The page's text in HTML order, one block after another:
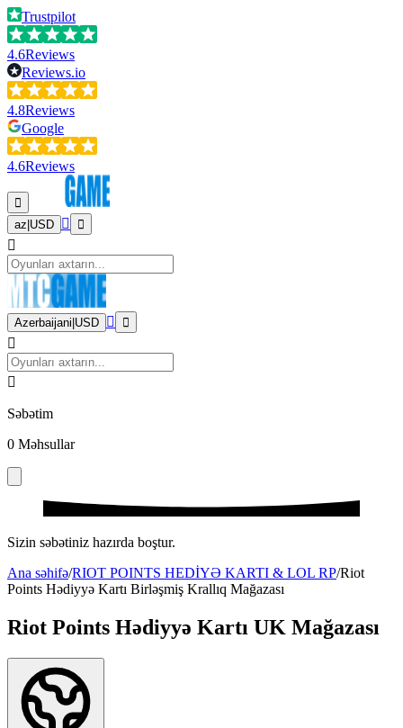
Trustpilot
4.6Reviews
Reviews.io
4.8Reviews
Google
4.6Reviews
az USD
Azerbaijani USD
Səbətim
0 Məhsullar
Sizin səbətiniz hazırda boştur.
Ana səhifə/RIOT POINTS HEDİYƏ KARTI & LOL RP/Riot
Points Hədiyyə Kartı Birləşmiş Krallıq Mağazası
Riot Points Hədiyyə Kartı UK Mağazası